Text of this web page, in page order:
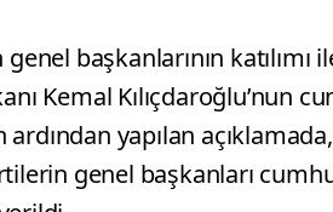
başkanlarının katılımı
Kemal Kılıçdaroğlu’nun
yapılan
genel başkanları